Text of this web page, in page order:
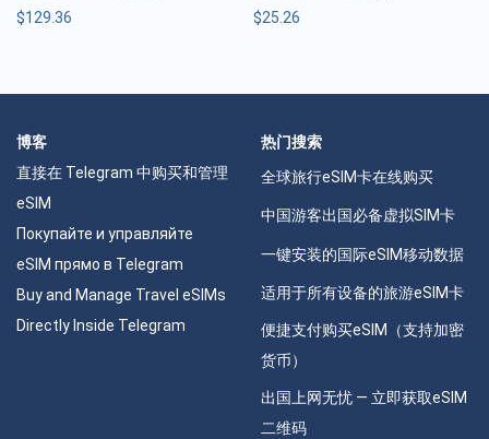
$129.36 $25.26
博客
直接在 Telegram 中购买和管理
eSIM
Покупайте и управляйте
eSIM прямо в Telegram
Buy and Manage Travel eSIMs
Directly Inside Telegram
热门搜索
全球旅行eSIM卡在线购买
中国游客出国必备虚拟SIM卡
一键安装的国际eSIM移动数据
适用于所有设备的旅游eSIM卡
便捷支付购买eSIM（支持加密
货币）
出国上网无忧 — 立即获取eSIM
二维码